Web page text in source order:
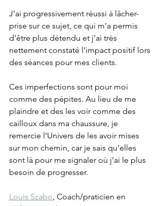
J’ai progressivement réussi à lâcher-
prise sur ce sujet, ce qui m’a permis
d’être plus détendu et j’ai très
nettement constaté l’impact positif lors
des séances pour mes clients.
Ces imperfections sont pour moi
comme des pépites. Au lieu de me
plaindre et des les voir comme des
cailloux dans ma chaussure, je
remercie l’Univers de les avoir mises
sur mon chemin, car je sais qu’elles
sont là pour me signaler où j’ai le plus
besoin de progresser.
Louis Szabo , Coach/praticien en